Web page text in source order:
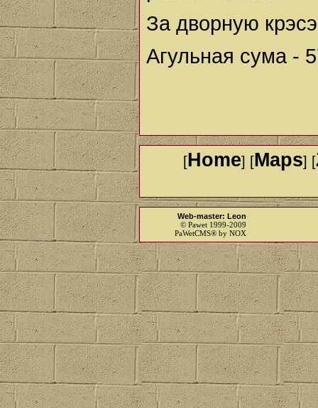
За дворную
Агульная сума -
[Home] [Maps] [
Web-master: Leon
© Pawet 1999-2009
PaWetCMS® by NOX